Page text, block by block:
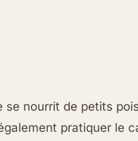
nourrit de petits
pratiquer le